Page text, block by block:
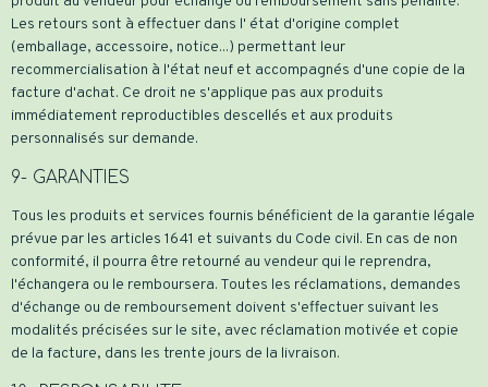
Les retours sont à effectuer dans l' état d'origine complet
(emballage, accessoire, notice...) permettant leur
recommercialisation à l'état neuf et accompagnés d'une copie de la
facture d'achat. Ce droit ne s'applique pas aux produits
immédiatement reproductibles descellés et aux produits
personnalisés sur demande.
9- GARANTIES
Tous les produits et services fournis bénéficient de la garantie légale
prévue par les articles 1641 et suivants du Code civil. En cas de non
conformité, il pourra être retourné au vendeur qui le reprendra,
l'échangera ou le remboursera. Toutes les réclamations, demandes
d'échange ou de remboursement doivent s'effectuer suivant les
modalités précisées sur le site, avec réclamation motivée et copie
de la facture, dans les trente jours de la livraison.